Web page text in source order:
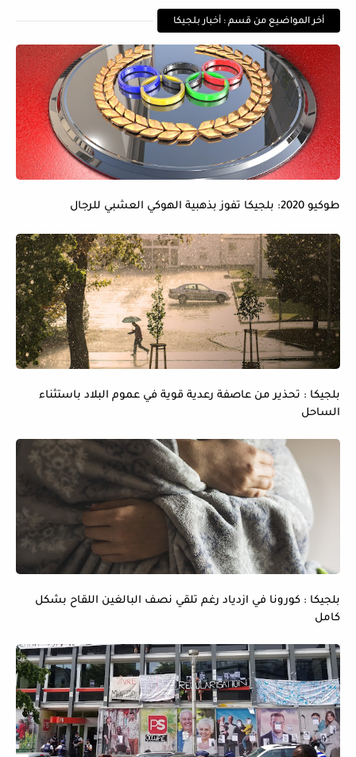
أخر المواضيع من قسم : أخبار بلجيكا
طوكيو 2020: بلجيكا تفوز بذهبية الهوكي العشبي للرجال
بلجيكا : تحذير من عاصفة رعدية قوية في عموم البلاد باستثناء
الساحل
بلجيكا : كورونا في ازدياد رغم تلقي نصف البالغين اللقاح بشكل
كامل